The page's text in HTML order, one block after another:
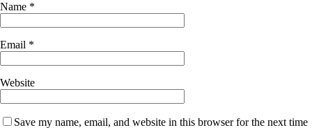
Name *
Email *
Website
Save my name, email, and website in this browser for the next time